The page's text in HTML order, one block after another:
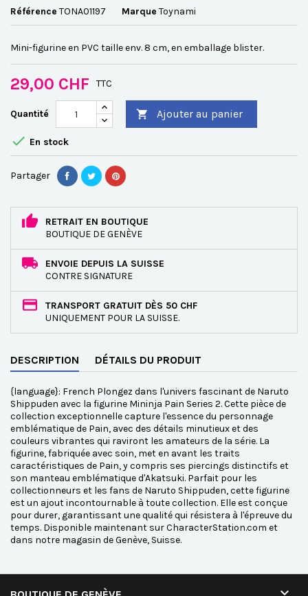
Référence TONA01197 Marque Toynami
Mini-figurine en PVC taille env. 8 cm, en emballage blister.
29,00 CHF TTC
Quantité  Ajouter au panier
 En stock
Partager
RETRAIT EN BOUTIQUE
BOUTIQUE DE GENÈVE
ENVOIE DEPUIS LA SUISSE
CONTRE SIGNATURE
TRANSPORT GRATUIT DÈS 50 CHF
UNIQUEMENT POUR LA SUISSE.
DESCRIPTION DÉTAILS DU PRODUIT
{language}: French Plongez dans l'univers fascinant de Naruto
Shippuden avec la figurine Mininja Pain Series 2. Cette pièce de
collection exceptionnelle capture l'essence du personnage
emblématique de Pain, avec des détails minutieux et des
couleurs vibrantes qui raviront les amateurs de la série. La
figurine, fabriquée avec soin, met en avant les traits
caractéristiques de Pain, y compris ses piercings distinctifs et
son manteau emblématique d'Akatsuki. Parfait pour les
collectionneurs et les fans de Naruto Shippuden, cette figurine
est un ajout incontournable à toute collection. Elle est conçue
pour durer, garantissant une qualité qui résistera à l'épreuve du
temps. Disponible maintenant sur CharacterStation.com et
dans notre magasin de Genève, Suisse.